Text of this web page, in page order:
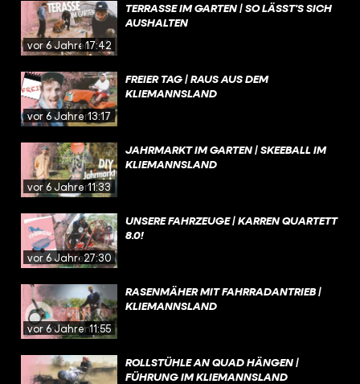
vor 6 Jahren17:42
TERRASSE IM GARTEN | SO LÄSST'S SICH
AUSHALTEN
vor 6 Jahren13:17
FREIER TAG | RAUS AUS DEM
KLIEMANNSLAND
vor 6 Jahren11:33
JAHRMARKT IM GARTEN | SKEEBALL IM
KLIEMANNSLAND
vor 6 Jahren27:30
UNSERE FAHRZEUGE | KARREN QUARTETT
8.0!
vor 6 Jahren11:55
RASENMÄHER MIT FAHRRADANTRIEB |
KLIEMANNSLAND
ROLLSTÜHLE AN QUAD HÄNGEN |
FÜHRUNG IM KLIEMANNSLAND